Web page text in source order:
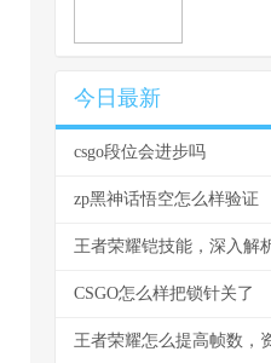
今日最新
csgo段位会进步吗
zp黑神话悟空怎么样验证
王者荣耀铠技能，深入解
CSGO怎么样把锁针关了
王者荣耀怎么提高帧数，